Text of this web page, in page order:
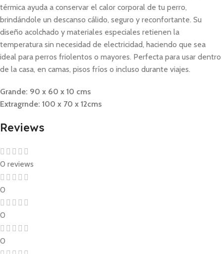
térmica ayuda a conservar el calor corporal de tu perro,
brindándole un descanso cálido, seguro y reconfortante. Su
diseño acolchado y materiales especiales retienen la
temperatura sin necesidad de electricidad, haciendo que sea
ideal para perros friolentos o mayores. Perfecta para usar dentro
de la casa, en camas, pisos fríos o incluso durante viajes.
Grande: 90 x 60 x 10 cms
Extragrnde: 100 x 70 x 12cms
Reviews
0 reviews
0
0
0